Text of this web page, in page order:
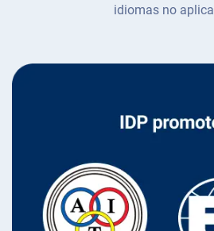
idiomas no